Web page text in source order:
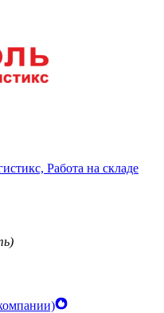
Работа на складе